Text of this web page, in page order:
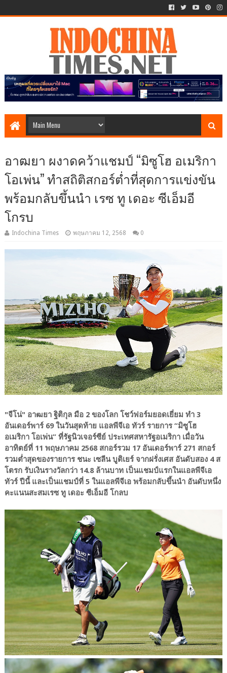
อาฒยา ผงาดคว้าแชมป์ “มิซูโฮ อเมริกา
โอเพ่น” ทำสถิติสกอร์ต่ำที่สุดการแข่งขัน
พร้อมกลับขึ้นนำ เรซ ทู เดอะ ซีเอ็มอี
โกรบ
Indochina Times พฤษภาคม 12, 2568 0
"จีโน่" อาฒยา ฐิติกุล มือ 2 ของโลก โชว์ฟอร์มยอดเยี่ยม ทำ 3
อันเดอร์พาร์ 69 ในวันสุดท้าย แอลพีจีเอ ทัวร์ รายการ “มิซูโฮ
อเมริกา โอเพ่น” ที่รัฐนิวเจอร์ซีย์ ประเทศสหารัฐอเมริกา เมื่อวัน
อาทิตย์ที่ 11 พฤษภาคม 2568 สกอร์รวม 17 อันเดอร์พาร์ 271 สกอร์
รวมต่ำสุดของรายการ ชนะ เซลีน บูติเยร์ จากฝรั่งเศส อันดับสอง 4 ส
โตรก รับเงินรางวัลกว่า 14.8 ล้านบาท เป็นแชมป์แรกในแอลพีจีเอ
ทัวร์ ปีนี้ และเป็นแชมป์ที่ 5 ในแอลพีจีเอ พร้อมกลับขึ้นนำ อันดับหนึ่ง
คะแนนสะสมเรซ ทู เดอะ ซีเอ็มอี โกลบ